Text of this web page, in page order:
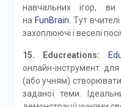
навчальних ігор,
на FunBrain . Тут
захоплюючі і веселі
15. Educreations:
онлайн-інструмент
(або учням)
заданої теми.